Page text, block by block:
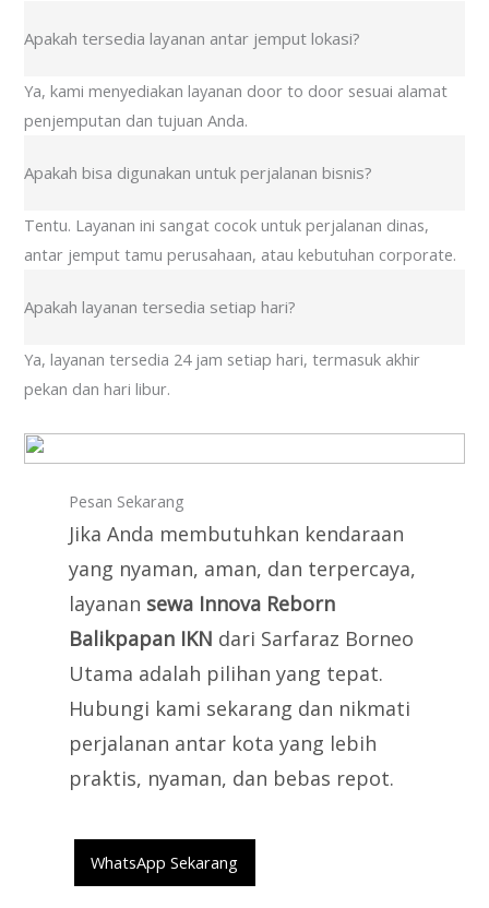
Apakah tersedia layanan antar jemput lokasi?
Ya, kami menyediakan layanan door to door sesuai alamat
penjemputan dan tujuan Anda.
Apakah bisa digunakan untuk perjalanan bisnis?
Tentu. Layanan ini sangat cocok untuk perjalanan dinas,
antar jemput tamu perusahaan, atau kebutuhan corporate.
Apakah layanan tersedia setiap hari?
Ya, layanan tersedia 24 jam setiap hari, termasuk akhir
pekan dan hari libur.
Pesan Sekarang
Jika Anda membutuhkan kendaraan
yang nyaman, aman, dan terpercaya,
layanan sewa Innova Reborn
Balikpapan IKN dari Sarfaraz Borneo
Utama adalah pilihan yang tepat.
Hubungi kami sekarang dan nikmati
perjalanan antar kota yang lebih
praktis, nyaman, dan bebas repot.
WhatsApp Sekarang